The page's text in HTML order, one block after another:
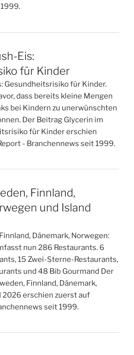
Eis:
für Kinder
Gesundheitsrisiko für Kinder.
dass bereits kleine Mengen
bei Kindern zu unerwünschten
Der Beitrag Glycerin im
für Kinder erschien
- Branchennews seit 1999.
Finnland,
und Island
Dänemark, Norwegen:
nun 286 Restaurants. 6
15 Zwei-Sterne-Restaurants,
und 48 Bib Gourmand Der
Finnland, Dänemark,
2026 erschien zuerst auf
seit 1999.